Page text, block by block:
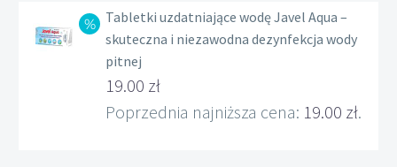
Tabletki uzdatniające wodę Javel Aqua –
skuteczna i niezawodna dezynfekcja wody
pitnej
Pierwotna
cena
19.00 zł
Aktualna
Poprzednia najniższa cena: 19.00 zł.